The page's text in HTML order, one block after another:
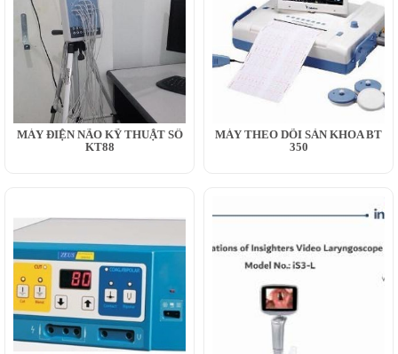
MÁY ĐIỆN NÃO KỸ THUẬT SỐ
KT88
MÁY THEO DÕI SẢN KHOA BT
350